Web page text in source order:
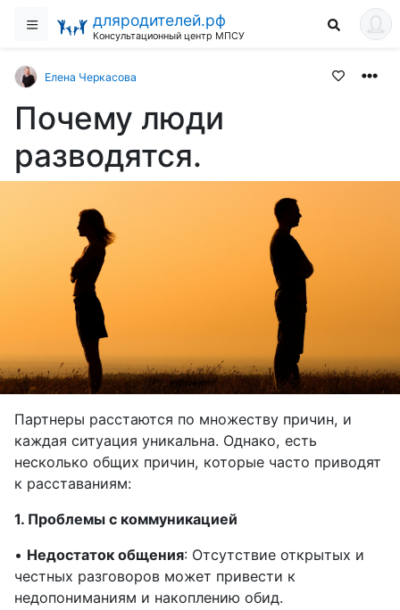
дляродителей.рф
Консультационный центр МПСУ
Елена Черкасова
Почему люди
разводятся.
Партнеры расстаются по множеству причин, и
каждая ситуация уникальна. Однако, есть
несколько общих причин, которые часто приводят
к расставаниям:
1. Проблемы с коммуникацией
• Недостаток общения: Отсутствие открытых и
честных разговоров может привести к
недопониманиям и накоплению обид.